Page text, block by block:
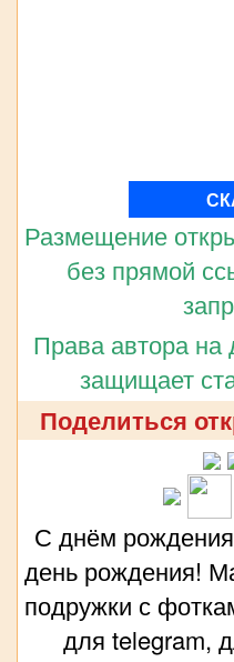
Размещение
без прямой
Права автора на
защищает
Поделиться
С днём
день рождения!
подружки с
для telegram,